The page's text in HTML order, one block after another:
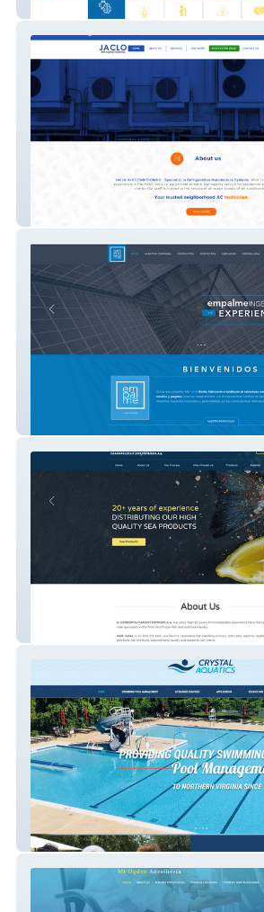
One Piece at a Time Toys
Grupo Empalme
Crystal Aquatics